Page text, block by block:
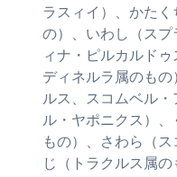
ラスィイ）、かた
の）、いわし（ス
ィナ・ピルカルド
ディネルラ属のも
ルス、スコムベル
ル・ヤポニクス）
もの）、さわら（
じ（トラクルス属